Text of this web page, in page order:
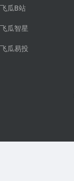
飞瓜B站
飞瓜智星
飞瓜易投